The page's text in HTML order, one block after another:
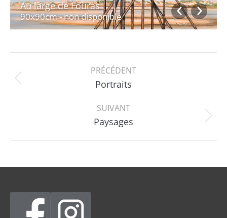
Au large de Fouras
90x90cm - non disponible
Navigation
album
PRÉCÉDENT
Album
:
Portraits
SUIVANT
Album
suivant
:
Paysages